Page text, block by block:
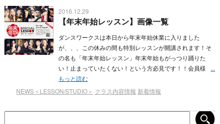
2016.12.29
【年末年始レッスン】画像一覧
ダンスワークスは本日から年末年始休業に入りました
が、、、この休みの間も特別レッスンが開講されます！そ
の名も「年末年始レッスン」年末年始もがっつり踊りた
い！止まっていたくない！という方必見です！！会員様
...
もっと読む
NEWS＜LESSON/STUDIO＞ クラス内容情報 新着情報